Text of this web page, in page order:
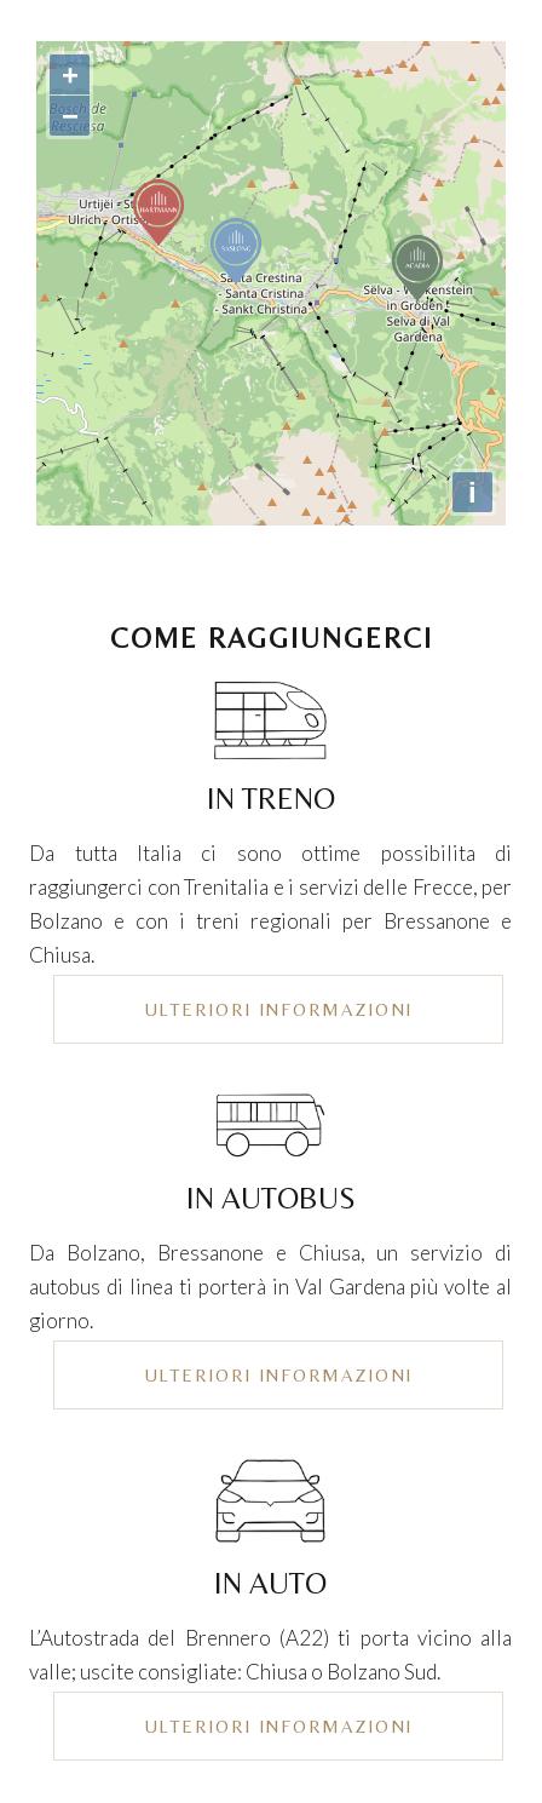
COME RAGGIUNGERCI
IN TRENO
Da tutta Italia ci sono ottime possibilita di
raggiungerci con Trenitalia e i servizi delle Frecce, per
Bolzano e con i treni regionali per Bressanone e
Chiusa.
ULTERIORI INFORMAZIONI
IN AUTOBUS
Da Bolzano, Bressanone e Chiusa, un servizio di
autobus di linea ti porterà in Val Gardena più volte al
giorno.
ULTERIORI INFORMAZIONI
IN AUTO
L’Autostrada del Brennero (A22) ti porta vicino alla
valle; uscite consigliate: Chiusa o Bolzano Sud.
ULTERIORI INFORMAZIONI